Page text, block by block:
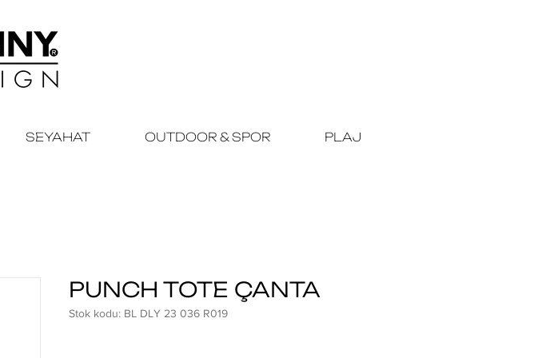
SEYAHAT OUTDOOR & SPOR PLAJ
PUNCH TOTE ÇANTA
Stok kodu: BL DLY 23 036 R019